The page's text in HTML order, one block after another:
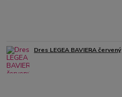
Dres LEGEA BAVIERA červený